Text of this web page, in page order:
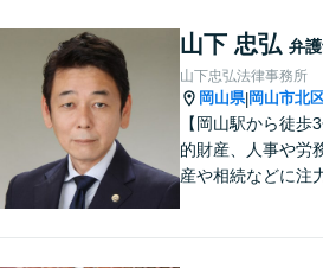
い！
山下 忠弘 弁
山下忠弘法律事務所
岡山県|岡山市北
【岡山駅から徒歩
的財産、人事や労
産や相続などに注